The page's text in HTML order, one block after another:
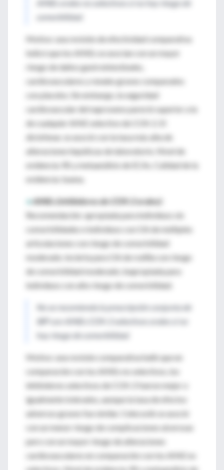
AINEs orales no selectivos si no hay riesgo de
comorbilidad.
Motivo: una revisión de efectividad comparativa
indicó que los AINEs se asocian con un mayor
riesgo de daños gastrointestinales,
cardiovasculares y renales graves comparados
con placebo. Sin embargo, la seguridad
cardiovascular del naproxeno pareció superior a la
de cualquier AINE selectivo de COX-2. El
diclofenac se asoció con la tasa más alta de
alteraciones hepáticas de laboratorio. Nivel de
evidencia: RS y metaanálisis de ECAs. Calidad de la
evidencia: buena.
•AINEs (inhibidores de COX-2 orales):
Recomendación: apropiada para individuos sin
comorbilidades e individuos con OA de múltiples
articulaciones con riesgo de comorbilidad
moderado; incierta para OA de rodilla con riesgo
de comorbilidad moderado; inapropiada para
individuos con alto riesgo de comorbilidad.
No se recomienda la prescripción conjunta de
IBP con AINEs COX-2 selectivos orales si no
hay riesgo de comorbilidad.
Motivo: una revisión comparativa halló que en
comparación con los AINEs no selectivos, los
inhibidores selectivos de COX-2 fueron mejor o
igualmente tolerados, aunque la tasa de efectos
adversos graves fue similar. Celecoxib se asoció
con un menor riesgo de complicaciones ulcerosas
pero con un mayor riesgo de alteraciones
cardiovasculares en comparación con los AINE no